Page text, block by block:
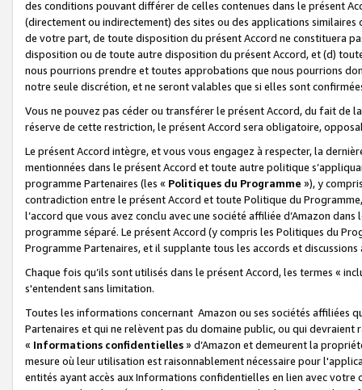
des conditions pouvant différer de celles contenues dans le présent
(directement ou indirectement) des sites ou des applications
de votre part, de toute disposition du présent Accord ne constituera
disposition ou de toute autre disposition du présent Accord, et (d)
nous pourrions prendre et toutes approbations que nous pourrions
notre seule discrétion, et ne seront valables que si elles sont
Vous ne pouvez pas céder ou transférer le présent Accord, du fait de
réserve de cette restriction, le présent Accord sera obligatoire,
Le présent Accord intègre, et vous vous engagez à respecter, la
mentionnées dans le présent Accord et toute autre politique
programme Partenaires (les « Politiques du Programme »), y
contradiction entre le présent Accord et toute Politique du
l’accord que vous avez conclu avec une société affiliée d’Amazon
programme séparé. Le présent Accord (y compris les Politiques du
Programme Partenaires, et il supplante tous les accords et discussions
Chaque fois qu’ils sont utilisés dans le présent Accord, les termes «
s'entendent sans limitation.
Toutes les informations concernant Amazon ou ses sociétés affiliées
Partenaires et qui ne relèvent pas du domaine public, ou qui
« Informations confidentielles» d’Amazon et demeurent la
mesure où leur utilisation est raisonnablement nécessaire pour
entités ayant accès aux Informations confidentielles en lien avec